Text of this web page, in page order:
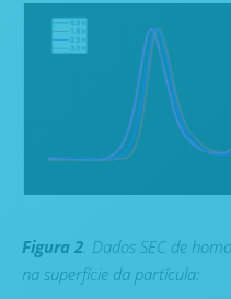
Figura 2 . Dados SEC de
na superfície da partícula: